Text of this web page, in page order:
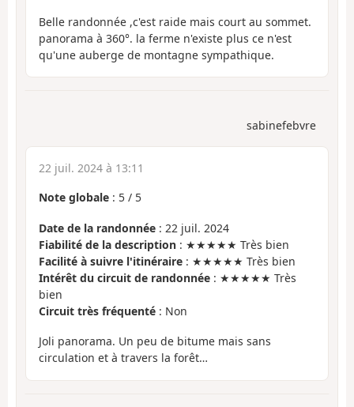
Belle randonnée ,c'est raide mais court au sommet.
panorama à 360°. la ferme n'existe plus ce n'est
qu'une auberge de montagne sympathique.
sabinefebvre
22 juil. 2024 à 13:11
Note globale : 5 / 5
Date de la randonnée : 22 juil. 2024
Fiabilité de la description : ★★★★★ Très bien
Facilité à suivre l'itinéraire : ★★★★★ Très bien
Intérêt du circuit de randonnée : ★★★★★ Très
bien
Circuit très fréquenté : Non
Joli panorama. Un peu de bitume mais sans
circulation et à travers la forêt…